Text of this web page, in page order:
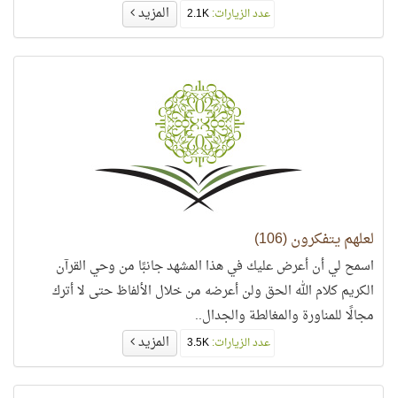
عدد الزيارات: المزيد
لعلهم يتفكرون (106)
اسمح لي أن أعرض عليك في هذا المشهد جانبًا من وحي القرآن
الكريم كلام الله الحق ولن أعرضه من خلال الألفاظ حتى لا أترك
مجالًا للمناورة والمغالطة والجدال..
عدد الزيارات: المزيد